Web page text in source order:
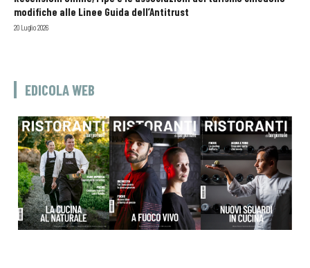
modifiche alle Linee Guida dell’Antitrust
20 Luglio 2026
EDICOLA WEB